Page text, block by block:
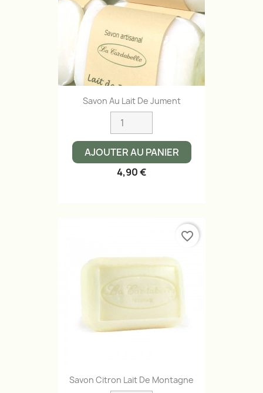
Savon Au Lait De Jument
AJOUTER AU PANIER
4,90 €
Savon Citron Lait De Montagne
favorite_border